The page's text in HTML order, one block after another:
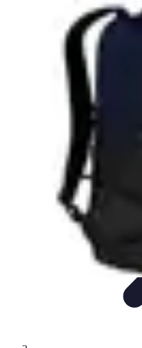
Astuces du Quotidien
Économie domestiqueCuisine
Organisation
Astuces du Quotidien